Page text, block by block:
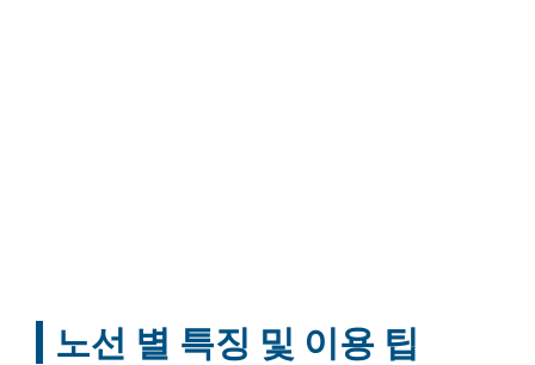
노선 별 특징 및 이용 팁